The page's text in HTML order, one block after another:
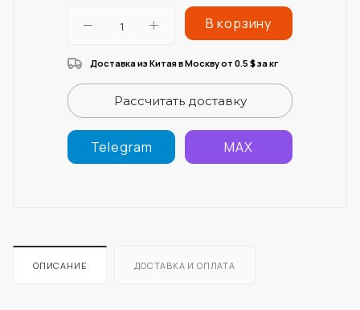
В корзину
Доставка из Китая в Москву от 0.5 $за кг
Рассчитать доставку
Telegram MAX
ОПИСАНИЕ ДОСТАВКА И ОПЛАТА